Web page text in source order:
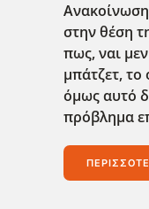
στην θέση
πως, ναι
μπάτζετ, το
όμως αυτό
πρόβλημα